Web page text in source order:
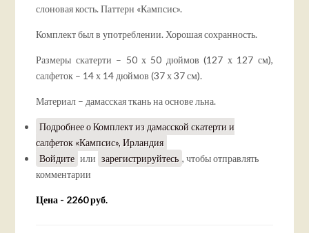
слоновая кость. Паттерн «Кампсис».
Комплект был в употреблении. Хорошая сохранность.
Размеры скатерти – 50 х 50 дюймов (127 х 127 см),
салфеток – 14 х 14 дюймов (37 х 37 см).
Материал – дамасская ткань на основе льна.
Подробнеео Комплект из дамасской скатерти и
салфеток «Кампсис», Ирландия
Войдите или зарегистрируйтесь , чтобы отправлять
комментарии
Цена - 2260 руб.